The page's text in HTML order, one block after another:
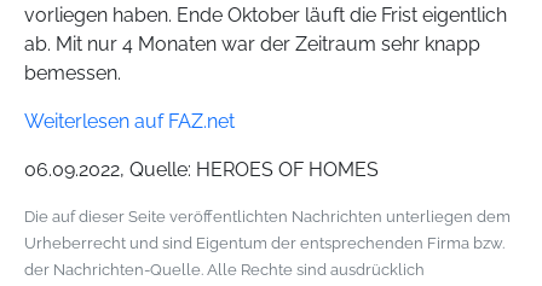
vorliegen haben. Ende Oktober läuft die Frist eigentlich
ab. Mit nur 4 Monaten war der Zeitraum sehr knapp
bemessen.
Weiterlesen auf FAZ.net
06.09.2022, Quelle: HEROES OF HOMES
Die auf dieser Seite veröffentlichten Nachrichten unterliegen dem
Urheberrecht und sind Eigentum der entsprechenden Firma bzw.
der Nachrichten-Quelle. Alle Rechte sind ausdrücklich